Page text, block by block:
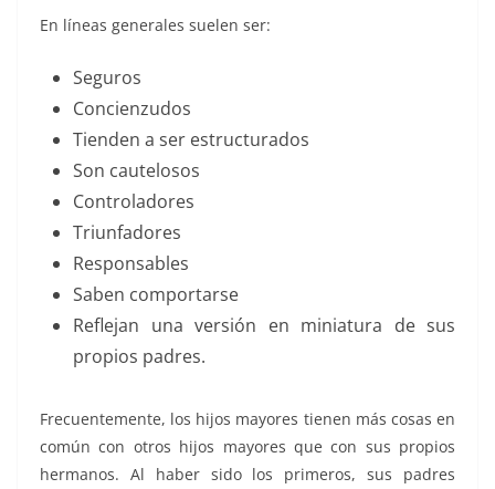
En líneas generales suelen ser:
Seguros
Concienzudos
Tienden a ser estructurados
Son cautelosos
Controladores
Triunfadores
Responsables
Saben comportarse
Reflejan una versión en miniatura de sus
propios padres.
Frecuentemente, los hijos mayores tienen más cosas en
común con otros hijos mayores que con sus propios
hermanos. Al haber sido los primeros, sus padres